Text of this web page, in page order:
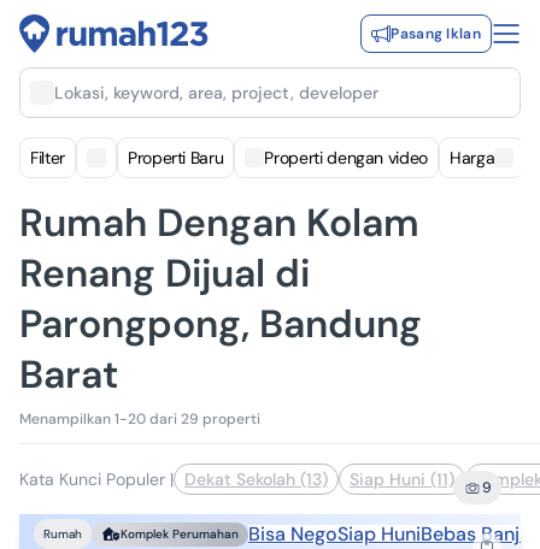
Pasang Iklan
Lokasi, keyword, area, project, developer
Filter Properti Baru Properti dengan video Harga
Rumah Dengan Kolam
Renang Dijual di
Parongpong, Bandung
Barat
Menampilkan 1-20 dari 29 properti
Kata Kunci Populer | Dekat Sekolah (13) Siap Huni (11) 9
Rumah Komplek Perumahan Bisa NegoSiap HuniBebas Banjir